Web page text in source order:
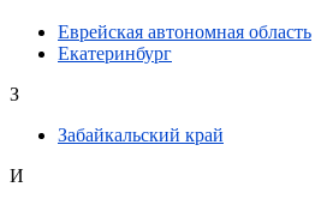
Еврейская автономная область
Екатеринбург
З
Забайкальский край
И